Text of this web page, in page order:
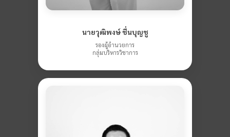
นายวุฒิพงษ์ ชื่นบุญชู
รองผู้อำนวยการ
กลุ่มบริหารวิชาการ